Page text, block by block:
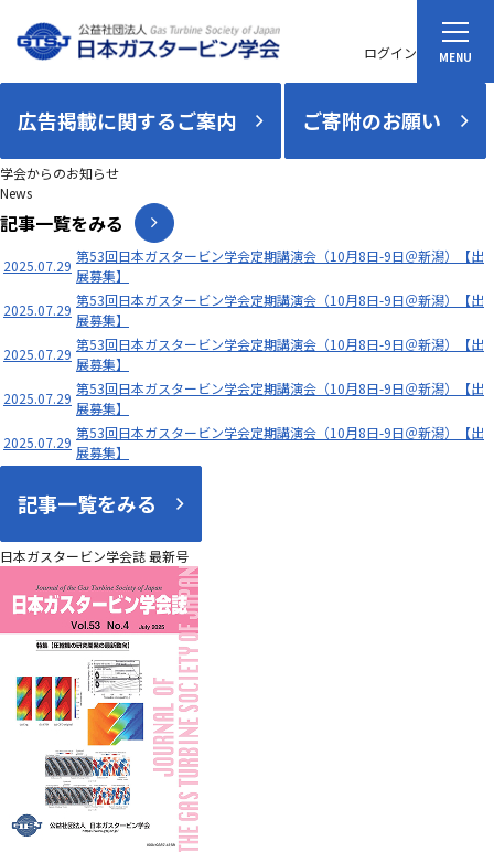
ログイン
広告掲載に関するご案内 ご寄附のお願い
学会からのお知らせ
News
記事一覧をみる
2025.07.29
第53回日本ガスタービン学会定期講演会（10月8日-9日＠新潟）【出
展募集】
2025.07.29
第53回日本ガスタービン学会定期講演会（10月8日-9日＠新潟）【出
展募集】
2025.07.29
第53回日本ガスタービン学会定期講演会（10月8日-9日＠新潟）【出
展募集】
2025.07.29
第53回日本ガスタービン学会定期講演会（10月8日-9日＠新潟）【出
展募集】
2025.07.29
第53回日本ガスタービン学会定期講演会（10月8日-9日＠新潟）【出
展募集】
記事一覧をみる
日本ガスタービン学会誌 最新号